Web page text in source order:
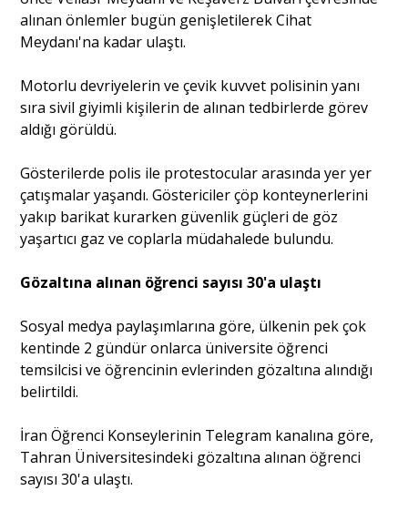
Yazarlar
Dosya Haber
Ankara Analiz
Sağlık
alınan önlemler bugün genişletilerek Cihat
Meydanı'na kadar ulaştı.
Motorlu devriyelerin ve çevik kuvvet polisinin yanı
sıra sivil giyimli kişilerin de alınan tedbirlerde görev
aldığı görüldü.
Gösterilerde polis ile protestocular arasında yer yer
çatışmalar yaşandı. Göstericiler çöp konteynerlerini
yakıp barikat kurarken güvenlik güçleri de göz
yaşartıcı gaz ve coplarla müdahalede bulundu.
Gözaltına alınan öğrenci sayısı 30'a ulaştı
Sosyal medya paylaşımlarına göre, ülkenin pek çok
kentinde 2 gündür onlarca üniversite öğrenci
temsilcisi ve öğrencinin evlerinden gözaltına alındığı
belirtildi.
İran Öğrenci Konseylerinin Telegram kanalına göre,
Tahran Üniversitesindeki gözaltına alınan öğrenci
sayısı 30'a ulaştı.